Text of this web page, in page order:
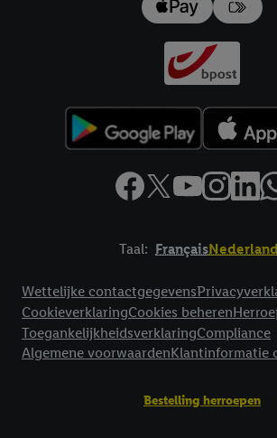
Taal: Français
Wettelijke contactgegevens
CookieverklaringCookies beheren
ToegankelijkheidsverklaringCompliance
Algemene voorwaardenKlantinformatie
Bestelling herroepen